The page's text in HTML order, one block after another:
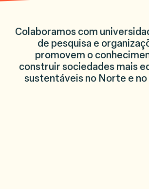
Colaboramos com
de pesquisa e
promovem o
construir sociedades mais
sustentáveis no Norte e no